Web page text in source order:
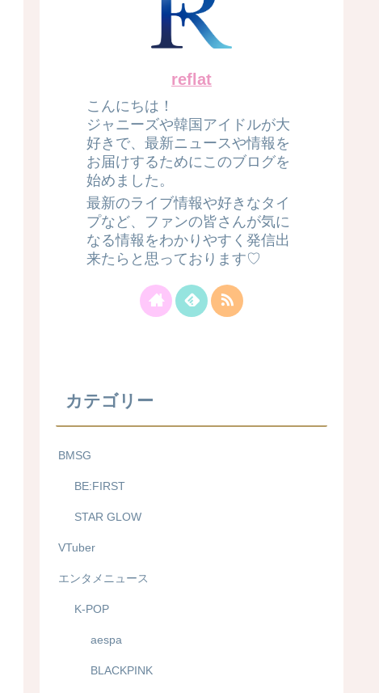
reflat
こんにちは！
ジャニーズや韓国アイドルが大
好きで、最新ニュースや情報を
お届けするためにこのブログを
始めました。
最新のライブ情報や好きなタイ
プなど、ファンの皆さんが気に
なる情報をわかりやすく発信出
来たらと思っております♡
カテゴリー
BMSG
BE:FIRST
STAR GLOW
VTuber
エンタメニュース
K-POP
aespa
BLACKPINK